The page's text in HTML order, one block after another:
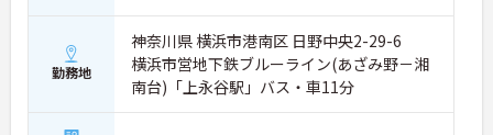
勤務地
神奈川県 横浜市港南区 日野中央2-29-6
横浜市営地下鉄ブルーライン(あざみ野－湘
南台)「上永谷駅」バス・車11分